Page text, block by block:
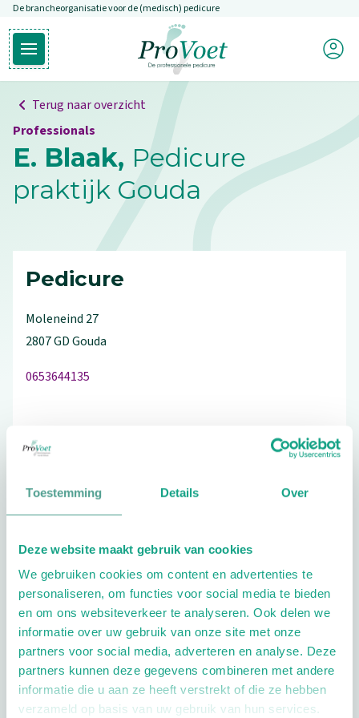
Toestemming Details Over
Deze website maakt gebruik van cookies
We gebruiken cookies om content en advertenties te
personaliseren, om functies voor social media te bieden
en om ons websiteverkeer te analyseren. Ook delen we
informatie over uw gebruik van onze site met onze
partners voor social media, adverteren en analyse. Deze
partners kunnen deze gegevens combineren met andere
informatie die u aan ze heeft verstrekt of die ze hebben
verzameld op basis van uw gebruik van hun services.
Overslaan en naar de inhoud gaan
De brancheorganisatie voor de (medisch) pedicure
Open hoofdmenu
Ga naar de homepagina
Mijn
Terug naar overzicht
Professionals
E. Blaak, Pedicure
praktijk Gouda
Pedicure
Moleneind 27
2807 GDGouda
0653644135
Schrijf ook een review
Extra opties